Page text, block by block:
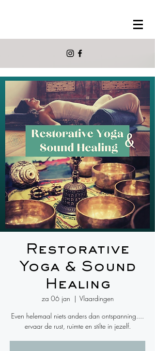
Restorative
Yoga & Sound
Healing
za 06 jan
  |
Vlaardingen
Even helemaal niets anders dan ontspanning....
ervaar de rust, ruimte en stilte in jezelf.